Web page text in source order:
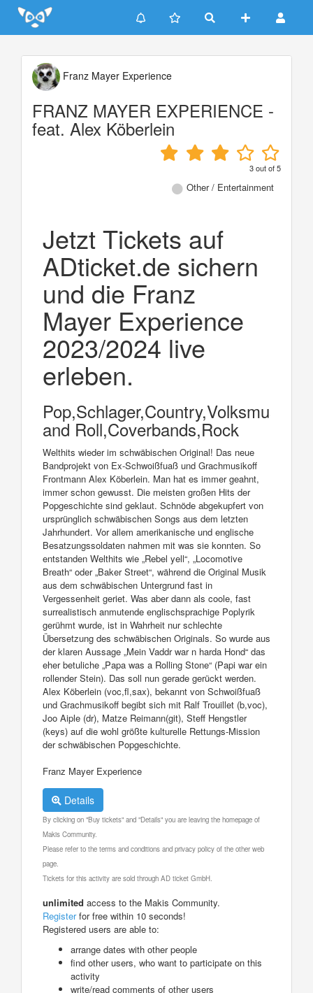
Update cookies preferences
Franz Mayer Experience
FRANZ MAYER EXPERIENCE -
feat. Alex Köberlein
3out of5
Other / Entertainment
Jetzt Tickets auf
ADticket.de sichern
und die Franz
Mayer Experience
2023/2024 live
erleben.
and Roll,Coverbands,Rock
Welthits wieder im schwäbischen Original! Das neue
Bandprojekt von Ex-Schwoißfuaß und Grachmusikoff
Frontmann Alex Köberlein. Man hat es immer geahnt,
immer schon gewusst. Die meisten großen Hits der
Popgeschichte sind geklaut. Schnöde abgekupfert von
ursprünglich schwäbischen Songs aus dem letzten
Jahrhundert. Vor allem amerikanische und englische
Besatzungssoldaten nahmen mit was sie konnten. So
entstanden Welthits wie „Rebel yell“, „Locomotive
Breath“ oder „Baker Street“, während die Original Musik
aus dem schwäbischen Untergrund fast in
Vergessenheit geriet. Was aber dann als coole, fast
surrealistisch anmutende englischsprachige Poplyrik
gerühmt wurde, ist in Wahrheit nur schlechte
Übersetzung des schwäbischen Originals. So wurde aus
der klaren Aussage „Mein Vaddr war n harda Hond“ das
eher betuliche „Papa was a Rolling Stone“ (Papi war ein
rollender Stein). Das soll nun gerade gerückt werden.
Alex Köberlein (voc,fl,sax), bekannt von Schwoißfuaß
und Grachmusikoff begibt sich mit Ralf Trouillet (b,voc),
Joo Aiple (dr), Matze Reimann(git), Steff Hengstler
(keys) auf die wohl größte kulturelle Rettungs-Mission
der schwäbischen Popgeschichte.
Franz Mayer Experience
Details
By clicking on "Buy tickets" and "Details" you are leaving the homepage of
Makis Community.
Please refer to the terms and conditions and privacy policy of the other web
page.
Tickets for this activity are sold through AD ticket GmbH.
unlimited access to the Makis Community.
Registerfor free within 10 seconds!
Registered users are able to:
arrange dates with other people
find other users, who want to participate on this
activity
write/read comments of other users